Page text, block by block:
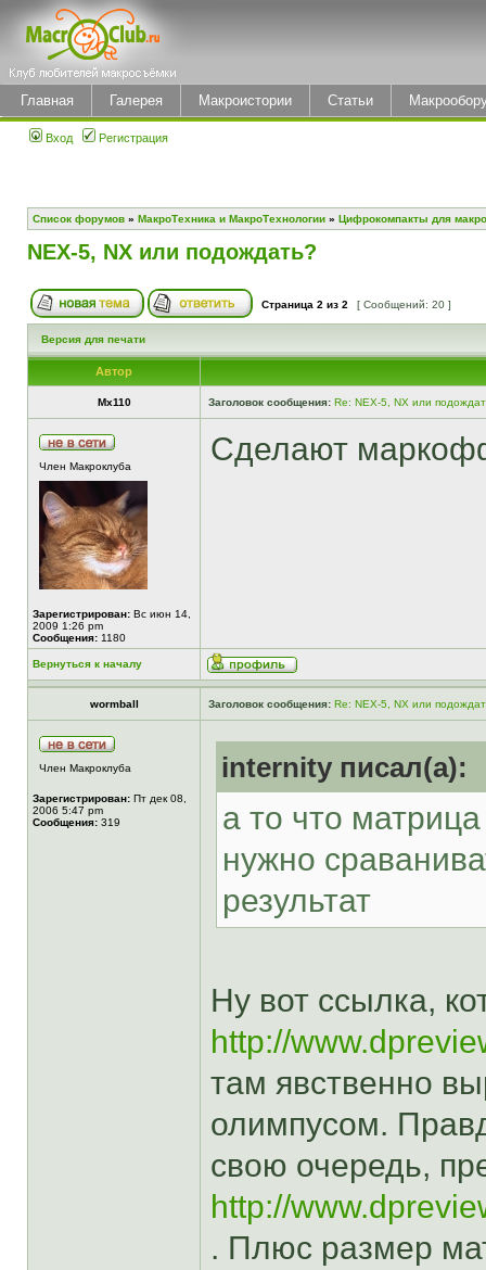
Главная Галерея Макроистории Статьи
Вход Регистрация
Список форумов » МакроТехника и МакроТехнологии » Цифрокомпакты для
NEX-5, NX или подождать?
Страница 2 из 2 [ Сообщений: 20 ]
Версия для печати
Автор
Mx110 Заголовок сообщения: Re: NEX-5, NX или
Член Макроклуба
Зарегистрирован: Вс июн 14,
2009 1:26 pm
Сообщения: 1180
Сделают
Вернуться к началу
wormball Заголовок сообщения: Re: NEX-5, NX или
Член Макроклуба
Зарегистрирован: Пт дек 08,
2006 5:47 pm
Сообщения: 319
internity писал(а):
а то что
нужно
результат
Ну вот ссылка,
http://
там явственно
олимпусом.
свою очередь,
http://
. Плюс размер